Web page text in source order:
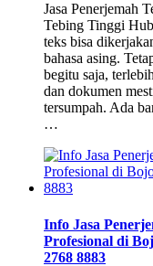
Jasa Penerjemah
Tebing Tinggi
teks bisa
bahasa asing.
begitu saja,
dan dokumen
tersumpah. Ada
…
Info Jasa
Profesional di
2768 8883